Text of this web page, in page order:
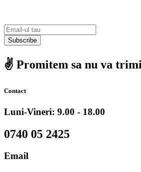
Subscribe
✌️ Promitem sa nu va
Contact
Luni-Vineri: 9.00 - 18.00
0740 05 2425
Email